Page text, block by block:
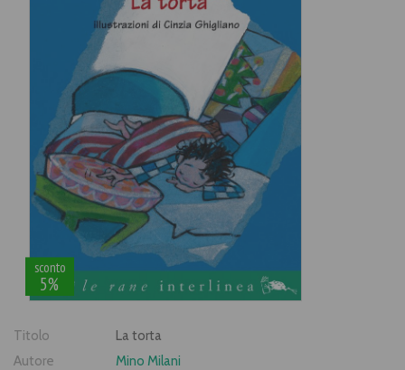
sconto
5%
Titolo
La torta
Autore
Mino Milani